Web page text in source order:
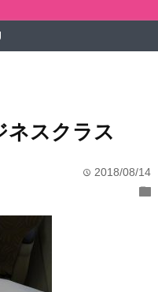
スクラス
time 2018/08/14
folder